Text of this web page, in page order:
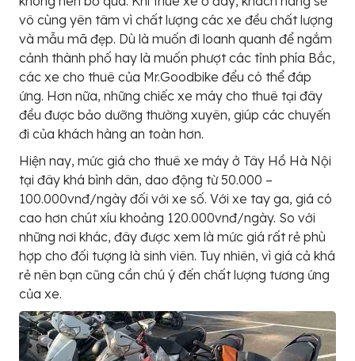
vô cùng yên tâm vì chất lượng các xe đều chất lượng
và mẫu mã đẹp. Dù là muốn đi loanh quanh để ngắm
cảnh thành phố hay là muốn phượt các tỉnh phía Bắc,
các xe cho thuê của Mr.Goodbike đểu có thể đáp
ứng. Hơn nữa, những chiếc xe máy cho thuê tại đây
đều được bảo dưỡng thường xuyên, giúp các chuyến
đi của khách hàng an toàn hơn.
Hiện nay, mức giá cho thuê xe máy ở Tây Hồ Hà Nội
tại đây khá bình dân, dao động từ 50.000 –
100.000vnđ/ngày đối với xe số. Với xe tay ga, giá có
cao hơn chút xíu khoảng 120.000vnđ/ngày. So với
những nơi khác, đây được xem là mức giá rất rẻ phù
hợp cho đối tượng là sinh viên. Tuy nhiên, vì giá cả khá
rẻ nên bạn cũng cần chú ý đến chất lượng tương ứng
của xe.